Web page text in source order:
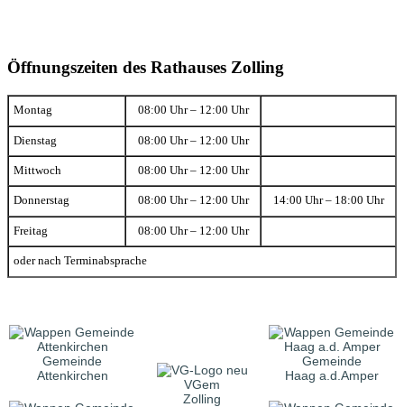
Öffnungszeiten des Rathauses Zolling
Montag 08:00 Uhr – 12:00 Uhr
Dienstag 08:00 Uhr – 12:00 Uhr
Mittwoch 08:00 Uhr – 12:00 Uhr
Donnerstag 08:00 Uhr – 12:00 Uhr 14:00 Uhr – 18:00 Uhr
Freitag 08:00 Uhr – 12:00 Uhr
oder nach Terminabsprache
Gemeinde
Attenkirchen
VGem
Zolling
Gemeinde
Haag a.d.Amper